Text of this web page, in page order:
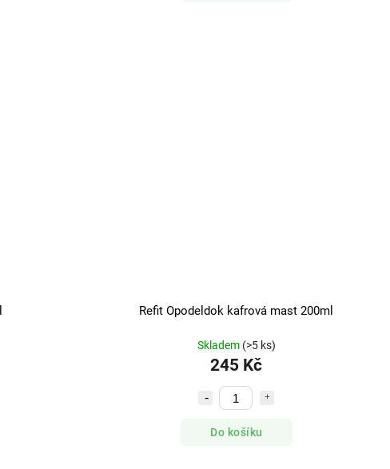
Refit Opodeldok kafrová mast 200ml
Skladem (>5 ks)
245 Kč
Do košíku